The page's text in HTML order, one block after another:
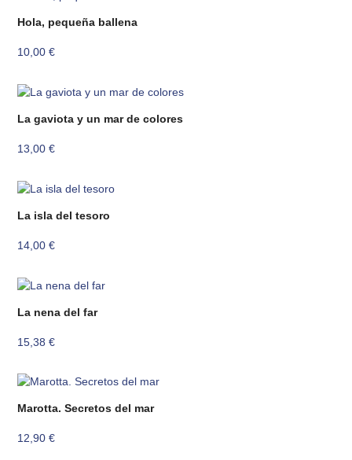
Hola, pequeña ballena
10,00€
La gaviota y un mar de colores
13,00€
La isla del tesoro
14,00€
La nena del far
15,38€
Marotta. Secretos del mar
12,90€